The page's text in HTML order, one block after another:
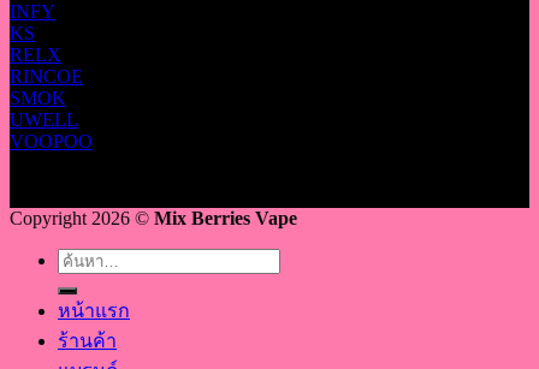
INFY
KS
RELX
RINCOE
SMOK
UWELL
VOOPOO
Copyright 2026 © Mix Berries Vape
ค้นหา:
หน้าแรก
ร้านค้า